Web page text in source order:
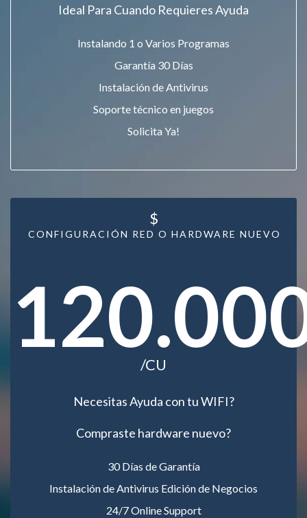
Ideal Para Cuando Requieres Ayuda
Instalando 1 o Varios Programas
Garantía 30 Días
Instalación de Antivirus
Soporte técnico en juegos
Solicita Ya!
CONFIGURACIÓN RED O HARDWARE NUEVO
$
/CU
Necesitas Ayuda con tu WIFI?
Compraste hardware nuevo?
30 Días de Garantía
Instalación de Antivirus Edición de Negocios
24/7 Online Support